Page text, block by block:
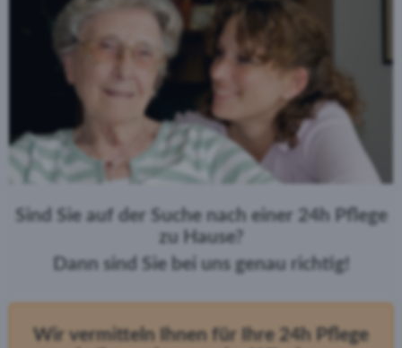
Sind Sie auf der Suche nach einer 24h Pflege
zu Hause?
Dann sind Sie bei uns genau richtig!
Wir vermitteln Ihnen für Ihre 24h Pflege